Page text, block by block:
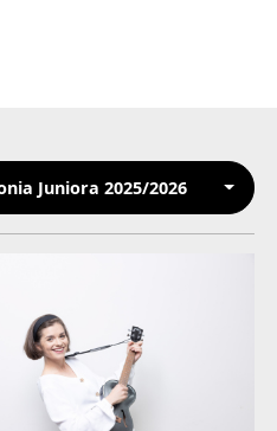
Juniora 2025/2026